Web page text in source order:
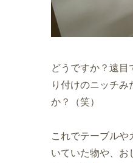
どうですか？遠目
り付けのニッチみ
か？（笑）
これでテーブルや
いていた物や、お